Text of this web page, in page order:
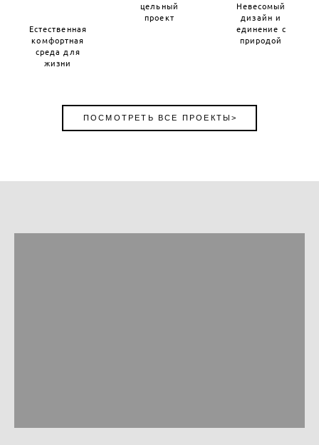
Естественная
комфортная
среда для
жизни
цельный
проект
Невесомый
дизайн и
единение с
природой
ПОСМОТРЕТЬ ВСЕ ПРОЕКТЫ>